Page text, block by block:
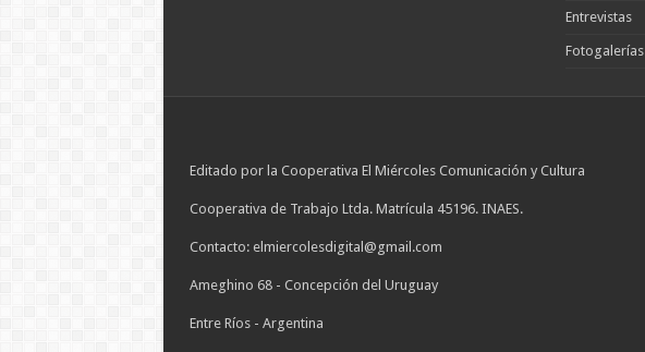
Entrevistas
Fotogalerías
Editado por la Cooperativa El Miércoles Comunicación y Cultura
Cooperativa de Trabajo Ltda. Matrícula 45196. INAES.
Contacto: elmiercolesdigital@gmail.com
Ameghino 68 - Concepción del Uruguay
Entre Ríos - Argentina